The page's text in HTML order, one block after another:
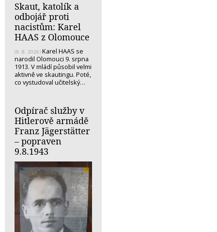
Skaut, katolík a
odbojář proti
nacistům: Karel
HAAS z Olomouce
(9. 8. 2026) Karel HAAS se
narodil Olomouci 9. srpna
1913. V mládí působil velmi
aktivně ve skautingu. Poté,
co vystudoval učitelský…
Odpírač služby v
Hitlerově armádě
Franz Jägerstätter
– popraven
9.8.1943